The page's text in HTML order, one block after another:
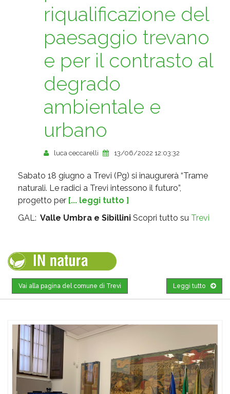
riqualificazione del
paesaggio trevano
e per il contrasto al
degrado
ambientale e
urbano
luca ceccarelli 13/06/2022 12:03:32
Sabato 18 giugno a Trevi (Pg) si inaugurerà “Trame
naturali. Le radici a Trevi intessono il futuro”,
progetto per [... leggi tutto ]
GAL: Valle Umbra e Sibillini Scopri tutto su Trevi
Leggi tutto
Vai alla pagina del comune di Trevi